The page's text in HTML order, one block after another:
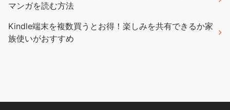
マンガを読む方法
Kindle端末を複数買うとお得！楽しみを共有できるか家
族使いがおすすめ